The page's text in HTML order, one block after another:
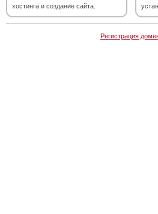
хостинга и создание сайта.
Регистрация